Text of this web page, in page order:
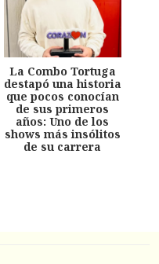
La Combo Tortuga
destapó una historia
que pocos conocían
de sus primeros
años: Uno de los
shows más insólitos
de su carrera